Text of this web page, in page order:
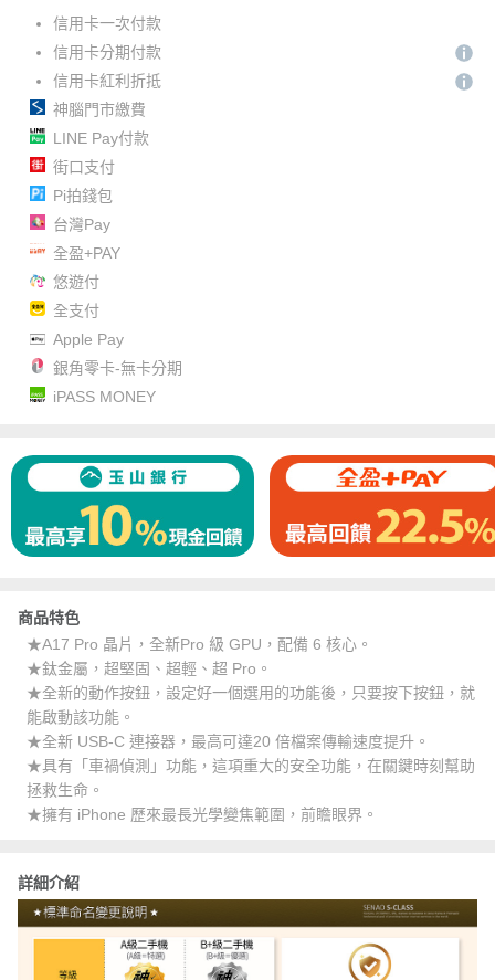
信用卡一次付款
信用卡分期付款
信用卡紅利折抵
神腦門市繳費
LINE Pay付款
街口支付
Pi拍錢包
台灣Pay
全盈+PAY
悠遊付
全支付
Apple Pay
銀角零卡-無卡分期
iPASS MONEY
商品特色
★A17 Pro 晶片，全新Pro 級 GPU，配備 6 核心。
★鈦金屬，超堅固、超輕、超 Pro。
★全新的動作按鈕，設定好一個選用的功能後，只要按下按鈕，就
能啟動該功能。
★全新 USB‑C 連接器，最高可達20 倍檔案傳輸速度提升。
★具有「車禍偵測」功能，這項重大的安全功能，在關鍵時刻幫助
拯救生命。
★擁有 iPhone 歷來最長光學變焦範圍，前瞻眼界。
詳細介紹